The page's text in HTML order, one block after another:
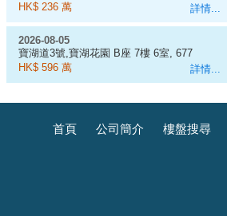
詳情...
HK$ 236 萬
詳情...
2026-08-05
寶湖道3號,寶湖花園 B座 7樓 6室, 677
呎
HK$ 596 萬
首頁 公司簡介 樓盤搜尋